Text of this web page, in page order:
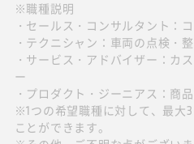
※職種説明
・セールス・コンサルタント：
・テクニシャン：車両の点検・
・サービス・アドバイザー：カ
ー
・プロダクト・ジーニアス：商
※1つの希望職種に対して、最大
ことができます。